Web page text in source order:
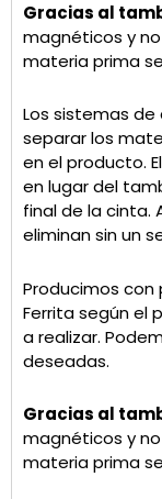
Gracias al
magnéticos y
materia prima
Los sistemas
separar los
en el producto.
en lugar del
final de la cinta.
eliminan sin un
Producimos
Ferrita según el
a realizar.
deseadas.
Gracias al
magnéticos y
materia prima